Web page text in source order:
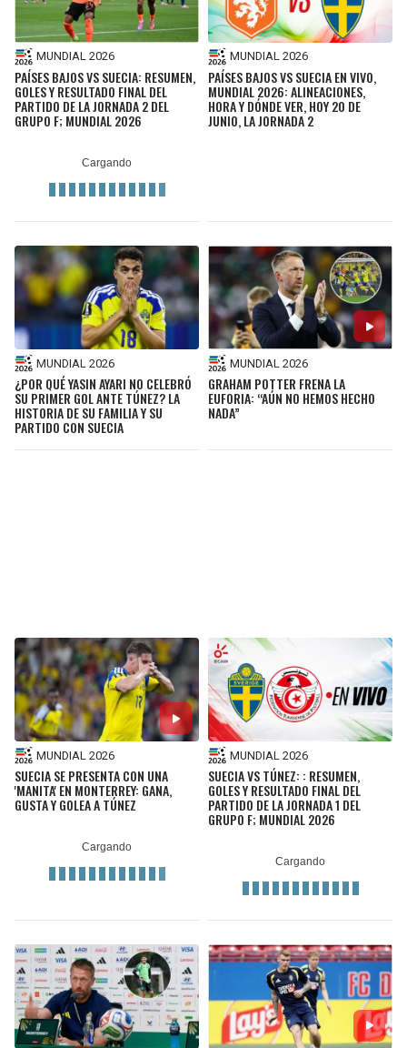
MUNDIAL 2026
PAÍSES BAJOS VS SUECIA: RESUMEN,
GOLES Y RESULTADO FINAL DEL
PARTIDO DE LA JORNADA 2 DEL
GRUPO F; MUNDIAL 2026
MUNDIAL 2026
PAÍSES BAJOS VS SUECIA EN VIVO,
MUNDIAL 2026: ALINEACIONES,
HORA Y DÓNDE VER, HOY 20 DE
JUNIO, LA JORNADA 2
MUNDIAL 2026
¿POR QUÉ YASIN AYARI NO CELEBRÓ
SU PRIMER GOL ANTE TÚNEZ? LA
HISTORIA DE SU FAMILIA Y SU
PARTIDO CON SUECIA
MUNDIAL 2026
GRAHAM POTTER FRENA LA
EUFORIA: “AÚN NO HEMOS HECHO
NADA”
MUNDIAL 2026
SUECIA SE PRESENTA CON UNA
'MANITA' EN MONTERREY: GANA,
GUSTA Y GOLEA A TÚNEZ
MUNDIAL 2026
SUECIA VS TÚNEZ: : RESUMEN,
GOLES Y RESULTADO FINAL DEL
PARTIDO DE LA JORNADA 1 DEL
GRUPO F; MUNDIAL 2026